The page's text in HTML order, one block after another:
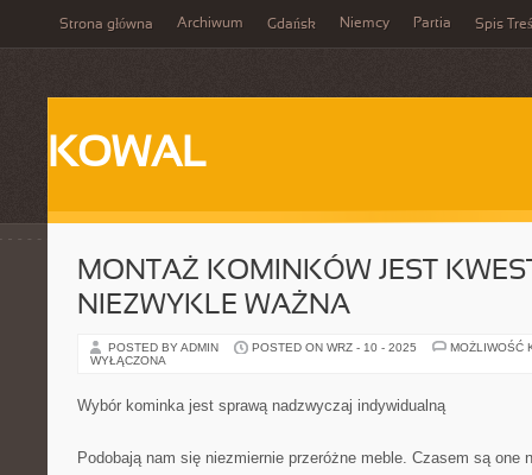
Strona główna Archiwum Gdańsk Niemcy Partia Spis
KOWAL
MONTAŻ KOMINKÓW JEST
NIEZWYKLE WAŻNA
POSTED BY ADMIN POSTED ON WRZ - 10 - 2025
MOŻLIWOŚĆ
WYŁĄCZONA
Wybór kominka jest sprawą nadzwyczaj indywidualną
Podobają nam się niezmiernie przeróżne meble. Czasem są one